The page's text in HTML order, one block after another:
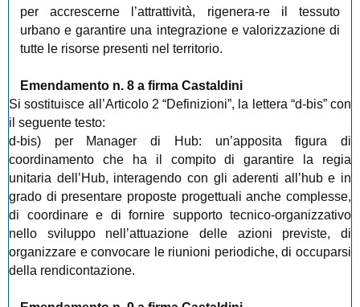
per accrescerne l’attrattività, rigenera-re il tessuto
urbano e garantire una integrazione e valorizzazione di
tutte le risorse presenti nel territorio.
Emendamento n. 8 a firma Castaldini
Si sostituisce all’Articolo 2 “Definizioni”, la lettera “d-bis” con
il seguente testo:
d-bis) per Manager di Hub: un’apposita figura di
coordinamento che ha il compito di garantire la regia
unitaria dell’Hub, interagendo con gli aderenti all’hub e in
grado di presentare proposte progettuali anche complesse,
di coordinare e di fornire supporto tecnico-organizzativo
nello sviluppo nell’attuazione delle azioni previste, di
organizzare e convocare le riunioni periodiche, di occuparsi
della rendicontazione.